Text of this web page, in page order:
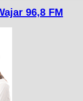
96,8 FM